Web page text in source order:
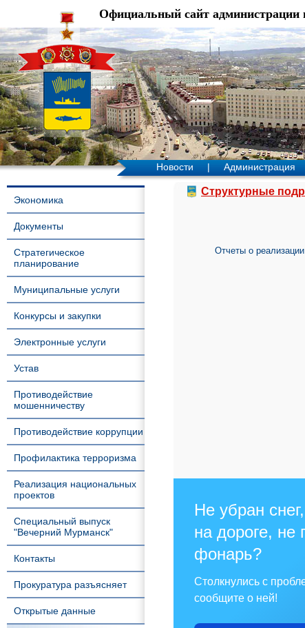
Официальный сайт администрации
Новости | Администрация
Экономика
Документы
Стратегическое
планирование
Муниципальные услуги
Конкурсы и закупки
Электронные услуги
Устав
Противодействие
мошенничеству
Противодействие коррупции
Профилактика терроризма
Реализация национальных
проектов
Специальный выпуск
"Вечерний Мурманск"
Контакты
Прокуратура разъясняет
Открытые данные
Структурные
Отчеты о
Не убран
на дороге, не
фонарь?
Столкнулись с
сообщите о ней!